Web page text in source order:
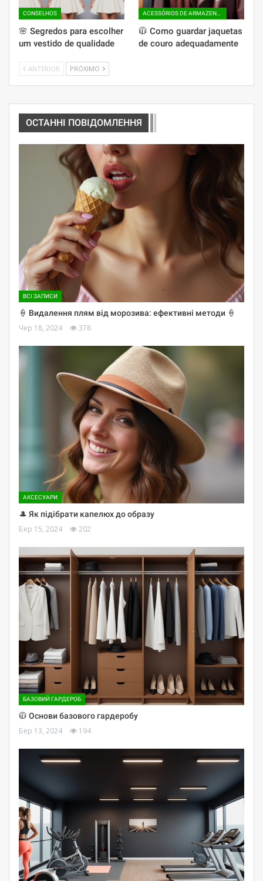
CONSELHOS
🌸 Segredos para escolher
um vestido de qualidade
🧥 Como guardar jaquetas
de couro adequadamente
ANTERIOR PRÓXIMO
ОСТАННІ ПОВІДОМЛЕННЯ
ВСІ ЗАПИСИ
🍦 Видалення плям від морозива: ефективні методи 🍦
Чер 18, 2024 378
АКСЕСУАРИ
🎩 Як підібрати капелюх до образу
Бер 15, 2024 202
БАЗОВИЙ ГАРДЕРОБ
🧥 Основи базового гардеробу
Бер 13, 2024 194